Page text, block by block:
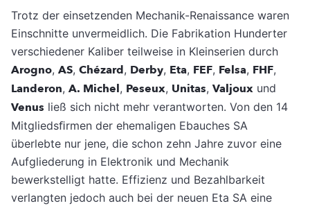
Trotz der einsetzenden Mechanik-Renaissance waren
Einschnitte unvermeidlich. Die Fabrikation Hunderter
verschiedener Kaliber teilweise in Kleinserien durch
Arogno, AS, Chézard, Derby, Eta, FEF, Felsa, FHF,
Landeron, A. Michel, Peseux, Unitas, Valjoux und
Venus ließ sich nicht mehr verantworten. Von den 14
Mitgliedsﬁrmen der ehemaligen Ebauches SA
überlebte nur jene, die schon zehn Jahre zuvor eine
Aufgliederung in Elektronik und Mechanik
bewerkstelligt hatte. Effizienz und Bezahlbarkeit
verlangten jedoch auch bei der neuen Eta SA eine